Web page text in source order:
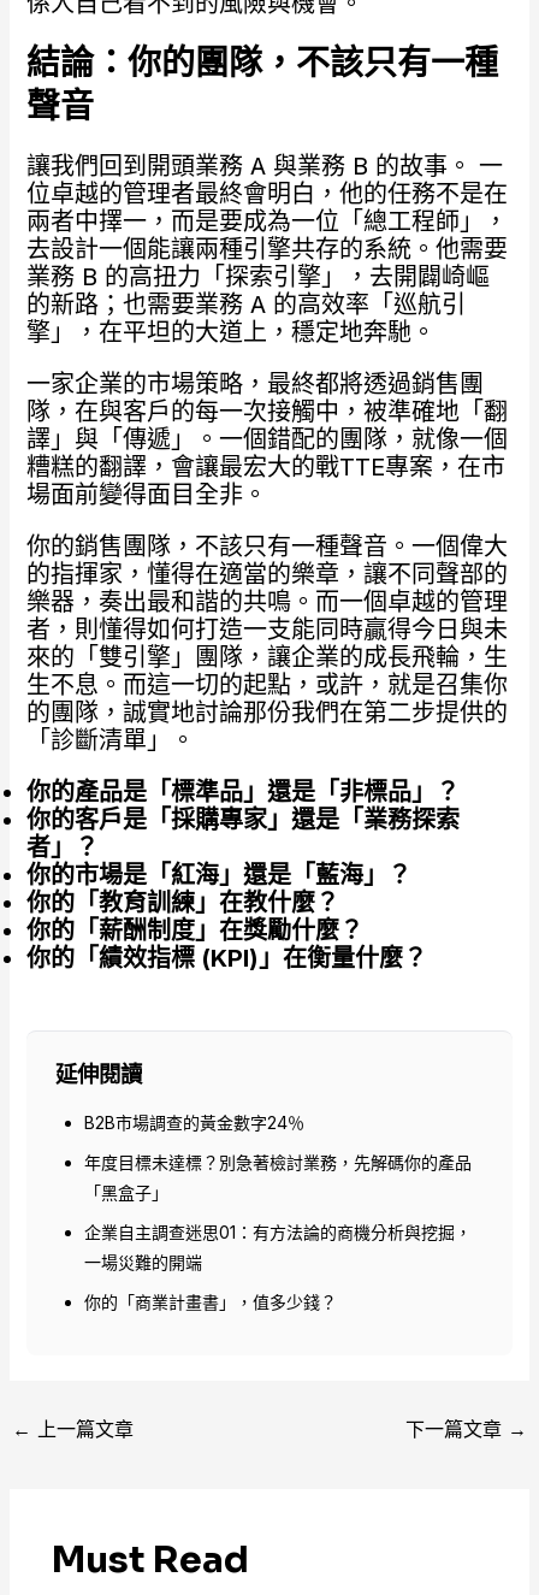
結論：你的團隊，不該只有一種
聲音
讓我們回到開頭業務 A 與業務 B 的故事。 一
位卓越的管理者最終會明白，他的任務不是在
兩者中擇一，而是要成為一位「總工程師」，
去設計一個能讓兩種引擎共存的系統。他需要
業務 B 的高扭力「探索引擎」，去開闢崎嶇
的新路；也需要業務 A 的高效率「巡航引
擎」，在平坦的大道上，穩定地奔馳。
一家企業的市場策略，最終都將透過銷售團
隊，在與客戶的每一次接觸中，被準確地「翻
譯」與「傳遞」。一個錯配的團隊，就像一個
糟糕的翻譯，會讓最宏大的戰TTE專案，在市
場面前變得面目全非。
你的銷售團隊，不該只有一種聲音。一個偉大
的指揮家，懂得在適當的樂章，讓不同聲部的
樂器，奏出最和諧的共鳴。而一個卓越的管理
者，則懂得如何打造一支能同時贏得今日與未
來的「雙引擎」團隊，讓企業的成長飛輪，生
生不息。而這一切的起點，或許，就是召集你
的團隊，誠實地討論那份我們在第二步提供的
「診斷清單」。
你的產品是「標準品」還是「非標品」？
你的客戶是「採購專家」還是「業務探索
者」？
你的市場是「紅海」還是「藍海」？
你的「教育訓練」在教什麼？
你的「薪酬制度」在獎勵什麼？
你的「績效指標 (KPI)」在衡量什麼？
延伸閱讀
B2B市場調查的黃金數字24％
年度目標未達標？別急著檢討業務，先解碼你的產品
「黑盒子」
企業自主調查迷思01：有方法論的商機分析與挖掘，
一場災難的開端
你的「商業計畫書」，值多少錢？
← 上一篇文章 下一篇文章 →
Must Read